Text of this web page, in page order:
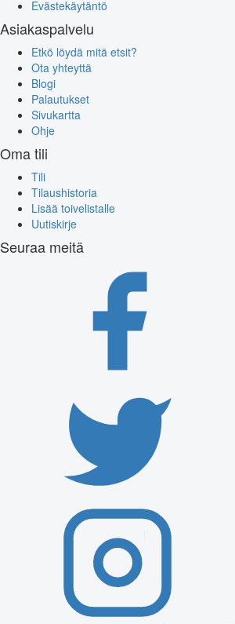
Evästekäytäntö
Asiakaspalvelu
Etkö löydä mitä etsit?
Ota yhteyttä
Blogi
Palautukset
Sivukartta
Ohje
Oma tili
Tili
Tilaushistoria
Lisää toivelistalle
Uutiskirje
Seuraa meitä